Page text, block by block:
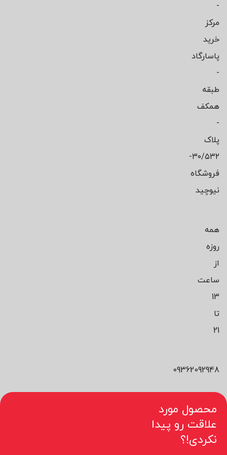
-
مرکز
خرید
پاسارگاد
-
طبقه
همکف
-
پلاک
۳۰/۵۳۲-
فروشگاه
نیوچید
همه
روزه
از
ساعت
13
تا
21
09362092948
محصول مورد
علاقت رو پیدا
نکردی!؟